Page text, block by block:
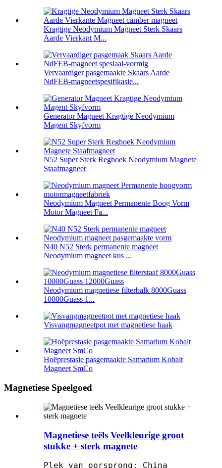
Kragtige Neodymium Magneet Sterk Skaars
Aarde Vierkant M...
Vervaardiger pasgemaakte Skaars Aarde
NdFEB-magneetspesifikasie...
Generator Magneet Kragtige Neodymium
Magent Skyfvorm
N52 Super Sterk Reghoek Neodymium Magnete
Staafmagneet
Neodymium Magneet Permanente Boog Vorm
Motor Magneet Fa...
N40 N52 Sterk permanente magneet
Neodymium magneet kus ...
Neodymium magnetiese filterbalk 8000Guass
10000Guass 1...
Visvangmagneetpot met magnetiese haak
Hoëprestasie pasgemaakte Samarium Kobalt
Magneet SmCo
Magnetiese Speelgoed
Magnetiese teëls Veelkleurige groot
stukke + sterk magnete
Plek van oorsprong: China